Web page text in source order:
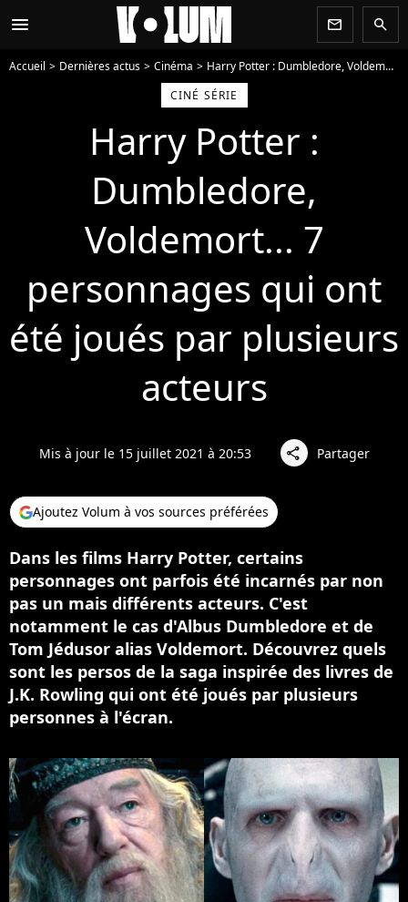
menu newsletter search
Accueil Dernières actus Cinéma
Harry Potter : Dumbledore, Voldemort... 7 personnages qui ont été joués par plusieurs acteurs
CINÉ SÉRIE
Harry Potter :
Dumbledore,
Voldemort... 7
personnages qui ont
été joués par plusieurs
acteurs
Mis à jour le 15 juillet 2021 à 20:53 share Partager
Ajoutez Volum à vos sources préférées
Dans les films Harry Potter, certains
personnages ont parfois été incarnés par non
pas un mais différents acteurs. C'est
notamment le cas d'Albus Dumbledore et de
Tom Jédusor alias Voldemort. Découvrez quels
sont les persos de la saga inspirée des livres de
J.K. Rowling qui ont été joués par plusieurs
personnes à l'écran.